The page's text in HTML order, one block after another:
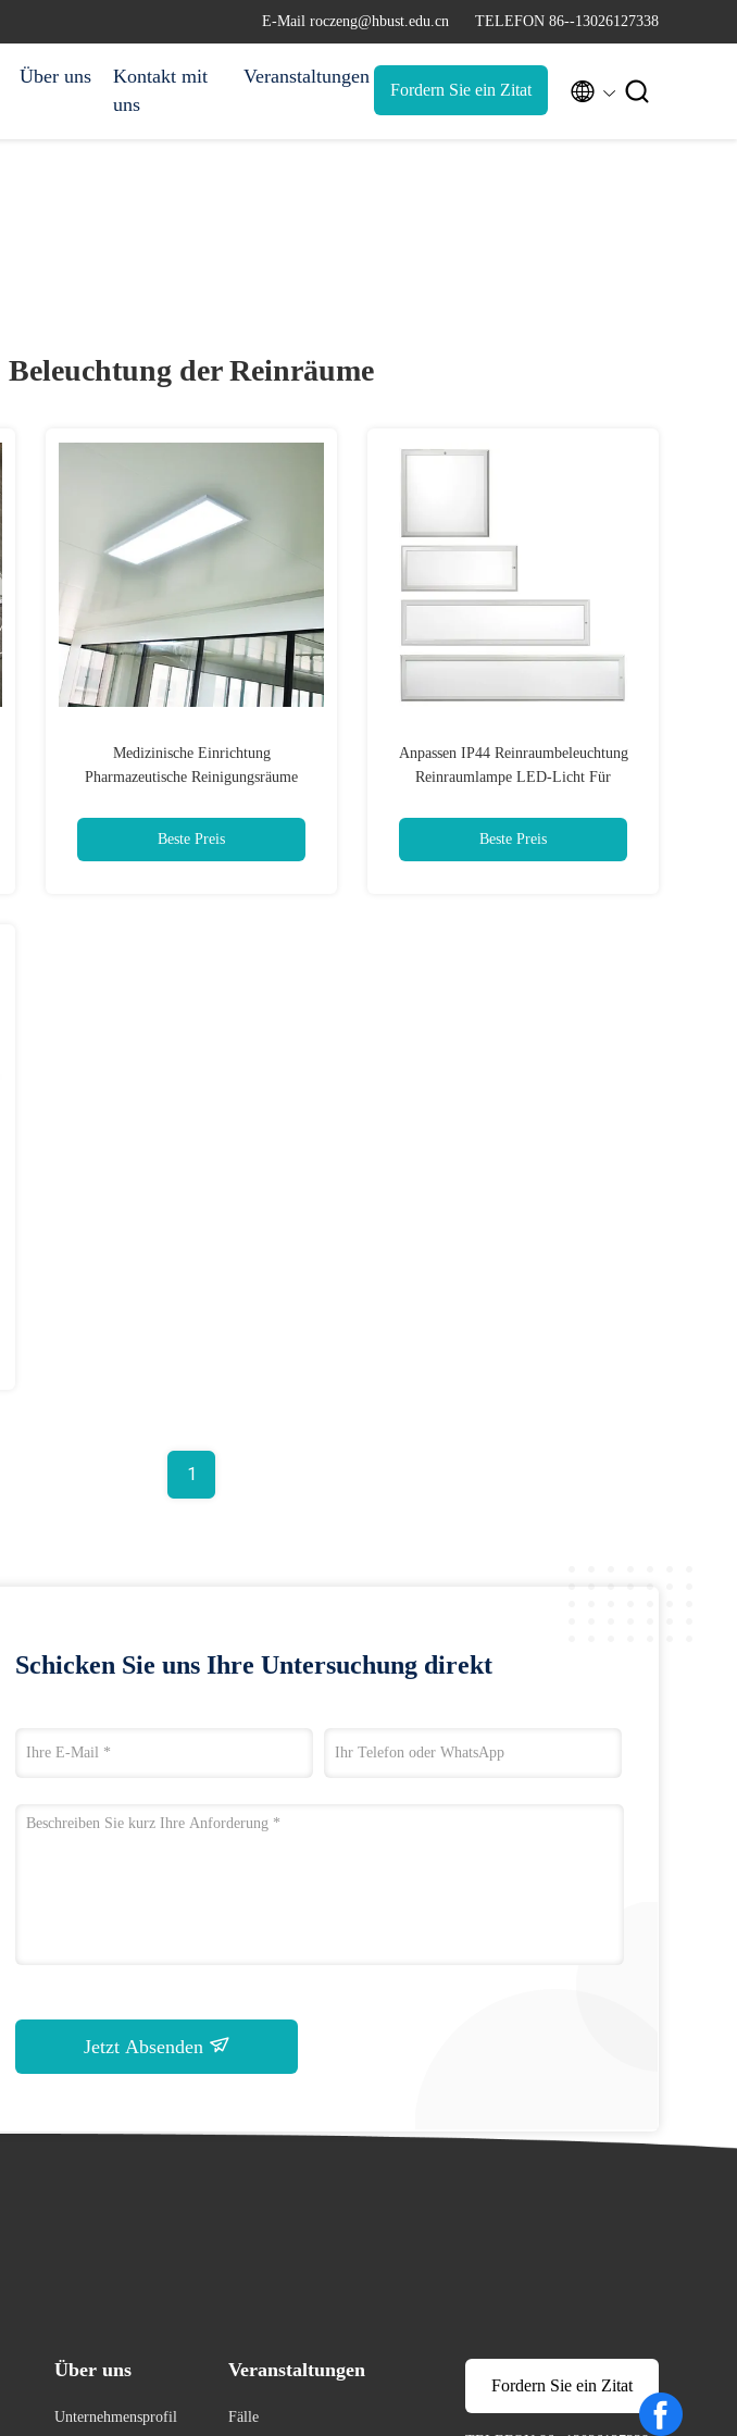
E-Mail roczeng@hbust.edu.cn TELEFON 86--13026127338
Über uns
Kontakt mit
uns
Veranstaltungen
Fordern Sie ein Zitat  
Beleuchtung der Reinräume
Medizinische Einrichtung
Pharmazeutische Reinigungsräume
Beste Preis
Anpassen IP44 Reinraumbeleuchtung
Reinraumlampe LED-Licht Für
Beste Preis
1
Schicken Sie uns Ihre Untersuchung direkt
Jetzt Absenden
Über uns
Unternehmensprofil
Veranstaltungen
Fälle
Fordern Sie ein Zitat